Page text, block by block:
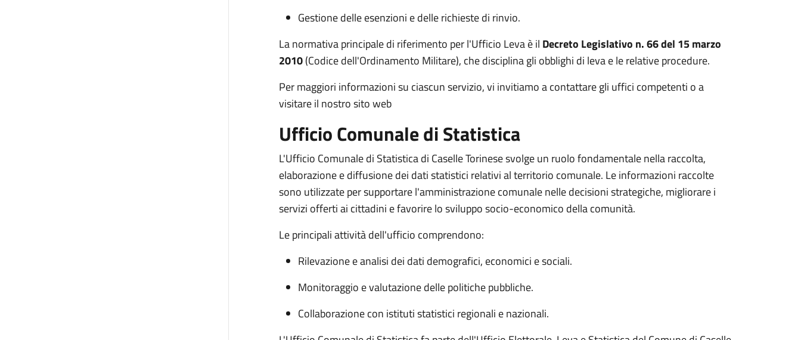
Gestione delle esenzioni e delle richieste di rinvio.
La normativa principale di riferimento per l'Ufficio Leva è il Decreto Legislativo n. 66 del 15 marzo
2010(Codice dell'Ordinamento Militare), che disciplina gli obblighi di leva e le relative procedure.
Per maggiori informazioni su ciascun servizio, vi invitiamo a contattare gli uffici competenti o a
visitare il nostro sito web
Ufficio Comunale di Statistica
L'Ufficio Comunale di Statistica di Caselle Torinese svolge un ruolo fondamentale nella raccolta,
elaborazione e diffusione dei dati statistici relativi al territorio comunale. Le informazioni raccolte
sono utilizzate per supportare l'amministrazione comunale nelle decisioni strategiche, migliorare i
servizi offerti ai cittadini e favorire lo sviluppo socio-economico della comunità.
Le principali attività dell'ufficio comprendono:
Rilevazione e analisi dei dati demografici, economici e sociali.
Monitoraggio e valutazione delle politiche pubbliche.
Collaborazione con istituti statistici regionali e nazionali.